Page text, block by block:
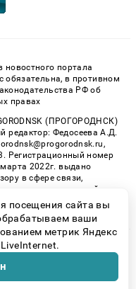
новостного портала
обязательна, в противном
РФ об
правах
(ПРОГОРОДНСК)
редактор: Федосеева А.Д.
Регистрационный номер
2022г. выдано
в сфере связи,
коммуникаций.
сайта 16+.
защищены
16+
посещения сайта вы
ваши
метрик Яндекс